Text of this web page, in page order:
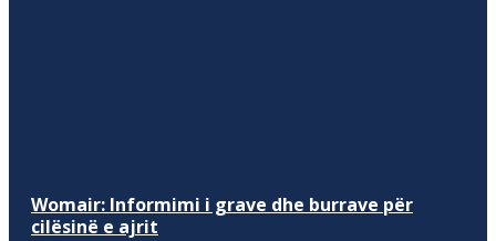
Womair: Informimi i grave dhe burrave për
cilësinë e ajrit